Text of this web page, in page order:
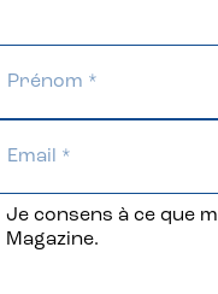
Je consens à ce que
Magazine.